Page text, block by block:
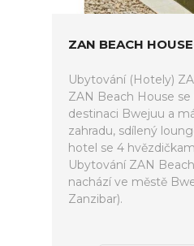
ZAN BEACH HOUSE
Ubytování (Hotely)
ZAN Beach House se
destinaci Bwejuu a
zahradu, sdílený
hotel se 4
Ubytování ZAN
nachází ve městě
Zanzibar).